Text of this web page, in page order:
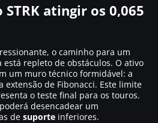
atingir os 0,065
o caminho para um
está repleto de obstáculos. O ativo
um muro técnico formidável: a
extensão de Fibonacci. Este limite
o teste final para os touros.
desencadear um
de suporte inferiores.